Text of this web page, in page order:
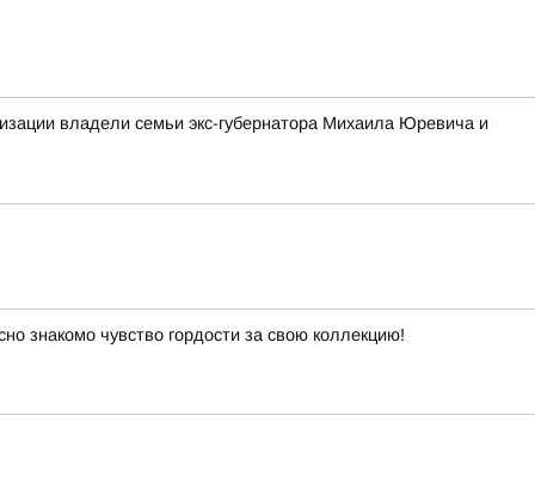
владели семьи экс-губернатора Михаила Юревича и
знакомо чувство гордости за свою коллекцию!